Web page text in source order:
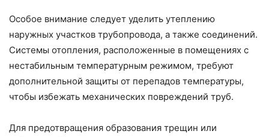
Особое внимание следует уделить утеплению
наружных участков трубопровода, а также соединений.
Системы отопления, расположенные в помещениях с
нестабильным температурным режимом, требуют
дополнительной защиты от перепадов температуры,
чтобы избежать механических повреждений труб.
Для предотвращения образования трещин или